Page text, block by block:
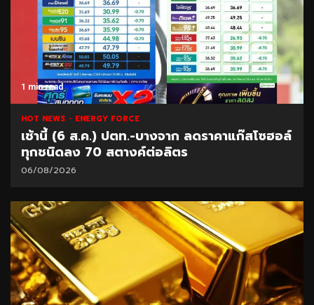
1 min read
HOT NEWS ENERGY FORCE
เช้านี้ (6 ส.ค.) ปตท.-บางจาก ลดราคาแก๊สโซฮอล์
ทุกชนิดลง 70 สตางค์ต่อลิตร
06/08/2026